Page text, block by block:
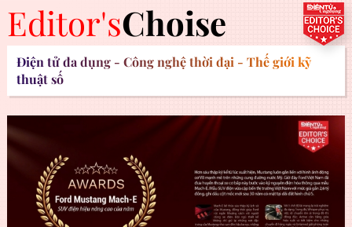
Editor'sChoise
Điện tử đa dụng - Công nghệ thời đại - Thế giới kỹ
thuật số